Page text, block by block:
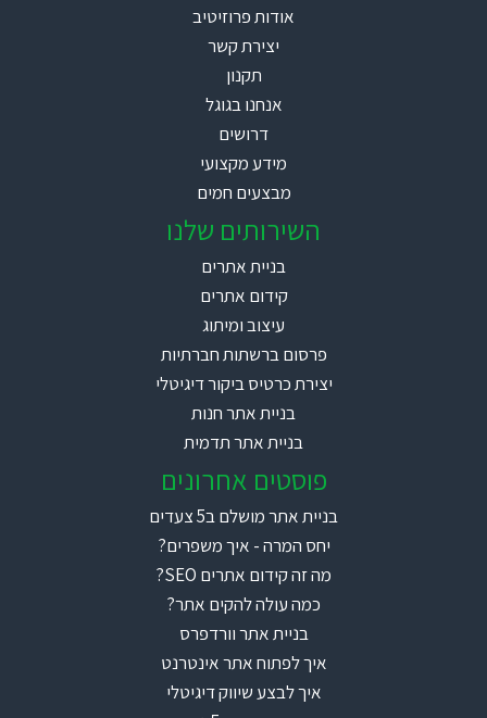
אודות פרוזיטיב
יצירת קשר
תקנון
אנחנו בגוגל
דרושים
מידע מקצועי
מבצעים חמים
השירותים שלנו
בניית אתרים
קידום אתרים
עיצוב ומיתוג
פרסום ברשתות חברתיות
יצירת כרטיס ביקור דיגיטלי
בניית אתר חנות
בניית אתר תדמית
פוסטים אחרונים
בניית אתר מושלם ב5 צעדים
יחס המרה - איך משפרים?
מה זה קידום אתרים SEO?
כמה עולה להקים אתר?
בניית אתר וורדפרס
איך לפתוח אתר אינטרנט
איך לבצע שיווק דיגיטלי